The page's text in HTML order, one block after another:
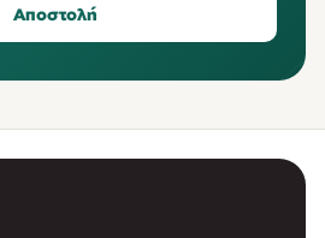
Αποστολή